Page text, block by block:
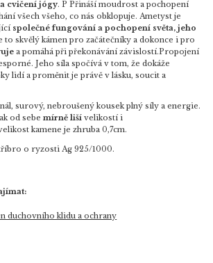
cvičení jógy. P Přináší moudrost a pochopení
všech všeho, co nás obklopuje. Ametyst je
společné fungování a pochopení světa, jeho
to skvělý kámen pro začátečníky a dokonce i pro
a pomáhá při překonávání závislostí.Propojení
Jeho síla spočívá v tom, že dokáže
lidí a proměnit je právě v lásku, soucit a
surový, nebroušený kousek plný síly a energie.
od sebemírně liší velikostí i
kamene je zhruba 0,7cm.
o ryzosti Ag 925/1000.
duchovního klidu a ochrany